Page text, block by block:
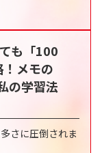
も「100
メモの
の学習法
さに圧倒されま